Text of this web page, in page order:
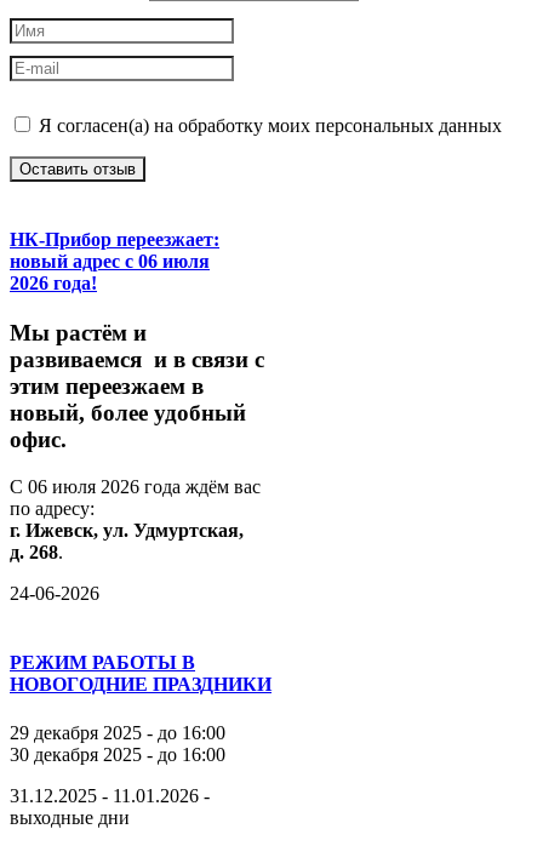
Я согласен(а) на обработку моих персональных данных
Оставить отзыв
НК-Прибор переезжает:
новый адрес с 06 июля
2026 года!
Мы растём и
развиваемся и в связи с
этим переезжаем в
новый, более удобный
офис.
С 06 июля 2026 года ждём вас
по адресу:
г. Ижевск, ул. Удмуртская,
д. 268.
24-06-2026
РЕЖИМ РАБОТЫ В
НОВОГОДНИЕ ПРАЗДНИКИ
29 декабря 2025 - до 16:00
30 декабря 2025 - до 16:00
31.12.2025 - 11.01.2026 -
выходные дни